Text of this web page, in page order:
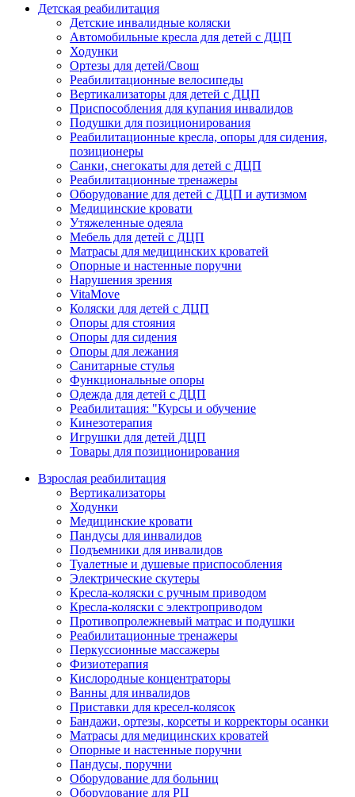
Детская реабилитация
Детские инвалидные коляски
Автомобильные кресла для детей с ДЦП
Ходунки
Ортезы для детей/Свош
Реабилитационные велосипеды
Вертикализаторы для детей с ДЦП
Приспособления для купания инвалидов
Подушки для позиционирования
Реабилитационные кресла, опоры для сидения,
позиционеры
Санки, снегокаты для детей с ДЦП
Реабилитационные тренажеры
Оборудование для детей с ДЦП и аутизмом
Медицинские кровати
Утяжеленные одеяла
Мебель для детей с ДЦП
Матрасы для медицинских кроватей
Опорные и настенные поручни
Нарушения зрения
VitaMove
Коляски для детей с ДЦП
Опоры для стояния
Опоры для сидения
Опоры для лежания
Санитарные стулья
Функциональные опоры
Одежда для детей с ДЦП
Реабилитация: "Курсы и обучение
Кинезотерапия
Игрушки для детей ДЦП
Товары для позиционирования
Взрослая реабилитация
Вертикализаторы
Ходунки
Медицинские кровати
Пандусы для инвалидов
Подъемники для инвалидов
Туалетные и душевые приспособления
Электрические скутеры
Кресла-коляски с ручным приводом
Кресла-коляски с электроприводом
Противопролежневый матрас и подушки
Реабилитационные тренажеры
Перкуссионные массажеры
Физиотерапия
Кислородные концентраторы
Ванны для инвалидов
Приставки для кресел-колясок
Бандажи, ортезы, корсеты и корректоры осанки
Матрасы для медицинских кроватей
Опорные и настенные поручни
Пандусы, поручни
Оборудование для больниц
Оборудование для РЦ